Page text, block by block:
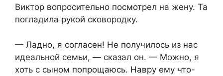
Виктор вопросительно посмотрел на жену. Та
погладила рукой сковородку.
— Ладно, я согласен! Не получилось из нас
идеальной семьи, — сказал он. — Можно, я
хоть с сыном попрощаюсь. Навру ему что-